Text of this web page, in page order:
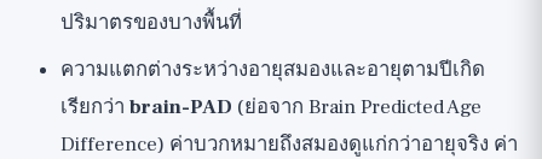
ปริมาตรของบางพื้นที่
ความแตกต่างระหว่างอายุสมองและอายุตามปีเกิด
เรียกว่า brain-PAD (ย่อจาก Brain Predicted Age
Difference) ค่าบวกหมายถึงสมองดูแก่กว่าอายุจริง ค่า